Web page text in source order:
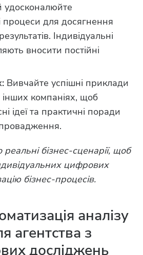
удосконалюйте
процеси для досягнення
Індивідуальні
вносити постійні
Вивчайте успішні приклади
інших компаніях, щоб
ідеї та практичні поради
бізнес-сценарії, щоб
цифрових
бізнес-процесів.
аналізу
агентства з
досліджень